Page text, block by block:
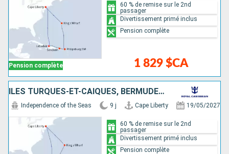
Pension complète 1 829 $CA
60 % de remise sur le 2nd
passager
Divertissement primé inclus
Pension complète
ÎLES TURQUES-ET-CAÏQUES, BERMUDES, ÉTATS-UNIS
Independence of the Seas 9 j Cape Liberty 19/05/2027
60 % de remise sur le 2nd
passager
Divertissement primé inclus
Pension complète